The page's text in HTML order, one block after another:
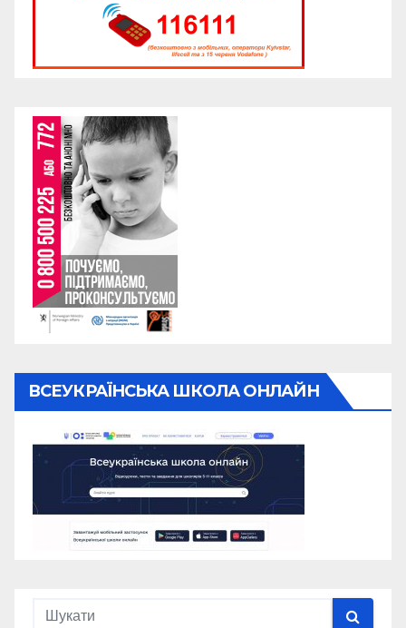
ВСЕУКРАЇНСЬКА ШКОЛА ОНЛАЙН